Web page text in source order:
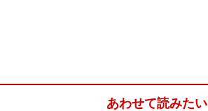
あわせて読みたい